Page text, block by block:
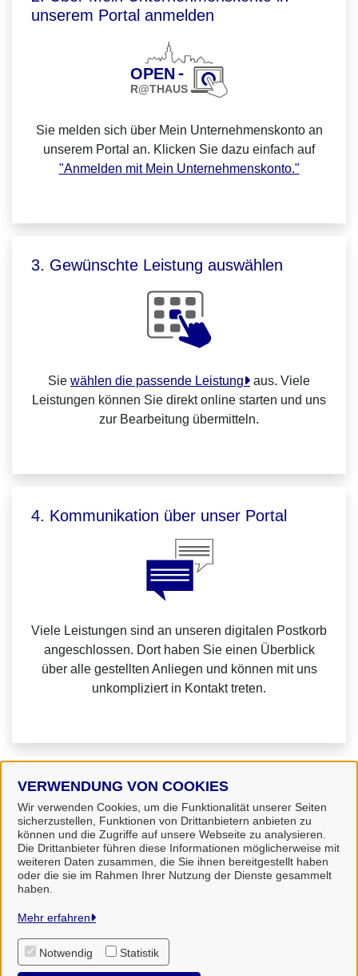
VERWENDUNG VON COOKIES
Wir verwenden Cookies, um die Funktionalität unserer Seiten
sicherzustellen, Funktionen von Drittanbietern anbieten zu
können und die Zugriffe auf unsere Webseite zu analysieren.
Die Drittanbieter führen diese Informationen möglicherweise mit
weiteren Daten zusammen, die Sie ihnen bereitgestellt haben
oder die sie im Rahmen Ihrer Nutzung der Dienste gesammelt
haben.
Mehr erfahren
Notwendig Statistik
unserem Portal anmelden
Sie melden sich über Mein Unternehmenskonto an
unserem Portal an. Klicken Sie dazu einfach auf
"Anmelden mit Mein Unternehmenskonto."
3. Gewünschte Leistung auswählen
Sie wählen die passende Leistung
aus. Viele
Leistungen können Sie direkt online starten und uns
zur Bearbeitung übermitteln.
4. Kommunikation über unser Portal
Viele Leistungen sind an unseren digitalen Postkorb
angeschlossen. Dort haben Sie einen Überblick
über alle gestellten Anliegen und können mit uns
unkompliziert in Kontakt treten.
Weitere Informationen zu Mein Unternehmenskonto
finden Sie auf derFAQ-Seite von Mein
Unternehmenskonto.
Landkreis Uelzen
Alle Rechte vorbehalten